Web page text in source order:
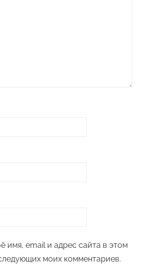
имя, email и адрес сайта в этом
моих комментариев.